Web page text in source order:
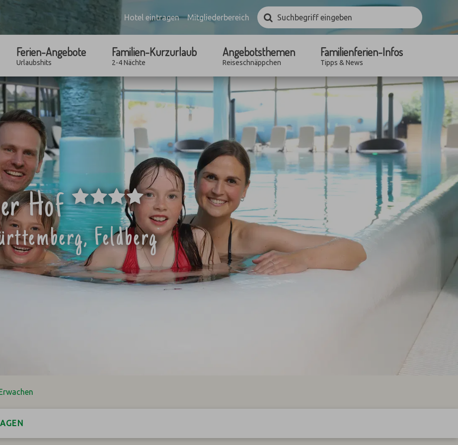
Hotel eintragen Mitgliederbereich
Suchbegriff
eingebenSuchen
Ferien-Angebote
Urlaubshits
Familien-Kurzurlaub
2-4 Nächte
Angebotsthemen
Reiseschnäppchen
Familienferien-Infos
Tipps & News
Hof ****
Feldberg